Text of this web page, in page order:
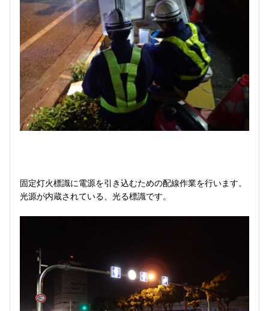
固定灯火標識に電源を引き込むための配線作業を行います。
光源が内蔵されている、光る標識です。